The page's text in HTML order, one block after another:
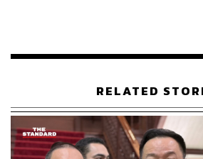
RELATED